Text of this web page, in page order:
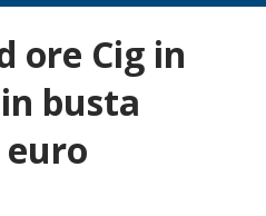
ore Cig in
busta